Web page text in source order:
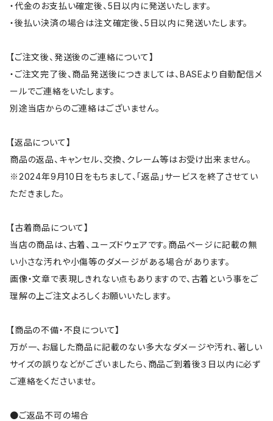
・代金のお支払い確定後、5日以内に発送いたします。
・後払い決済の場合は注文確定後、5日以内に発送いたします。
【ご注文後、発送後のご連絡について】
・ご注文完了後、商品発送後につきましては、BASEより自動配信メ
ールでご連絡をいたします。
別途当店からのご連絡はございません。
【返品について】
商品の返品、キャンセル、交換、クレーム等はお受け出来ません。
※2024年9月10日をもちまして、「返品」サービスを終了させてい
ただきました。
【古着商品について】
当店の商品は、古着、ユーズドウェアです。商品ページに記載の無
い小さな汚れや小傷等のダメージがある場合があります。
画像・文章で表現しきれない点もありますので、古着という事をご
理解の上ご注文よろしくお願いいたします。
【商品の不備・不良について】
万が一、お届した商品に記載のない多大なダメージや汚れ、著しい
サイズの誤りなどがございましたら、商品ご到着後３日以内に必ず
ご連絡をくださいませ。
●ご返品不可の場合